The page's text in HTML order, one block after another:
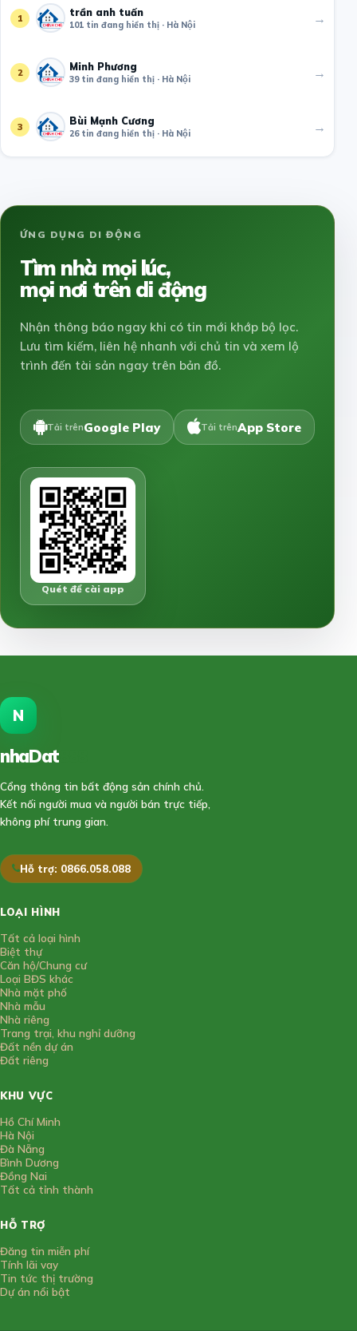
1 trần anh tuấn
101 tin đang hiển thị · Hà Nội →
2 Minh Phương
39 tin đang hiển thị · Hà Nội →
3 Bùi Mạnh Cương
26 tin đang hiển thị · Hà Nội →
ỨNG DỤNG DI ĐỘNG
Tìm nhà mọi lúc,
mọi nơi trên di động
Nhận thông báo ngay khi có tin mới khớp bộ lọc.
Lưu tìm kiếm, liên hệ nhanh với chủ tin và xem lộ
trình đến tài sản ngay trên bản đồ.
Tải trênGoogle Play Tải trênApp Store
Quét để cài app
N
nhaDat
Cổng thông tin bất động sản chính chủ.
Kết nối người mua và người bán trực tiếp,
không phí trung gian.
Hỗ trợ: 0866.058.088
LOẠI HÌNH
Tất cả loại hình
Biệt thự
Căn hộ/Chung cư
Loại BĐS khác
Nhà mặt phố
Nhà mẫu
Nhà riêng
Trang trại, khu nghỉ dưỡng
Đất nền dự án
Đất riêng
KHU VỰC
Hồ Chí Minh
Hà Nội
Đà Nẵng
Bình Dương
Đồng Nai
Tất cả tỉnh thành
HỖ TRỢ
Đăng tin miễn phí
Tính lãi vay
Tin tức thị trường
Dự án nổi bật